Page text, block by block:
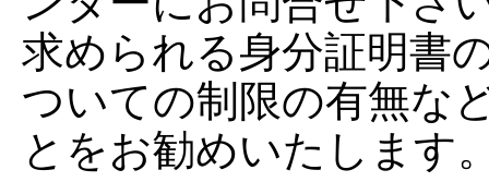
求められる身分証明書
ついての制限の有無な
とをお勧めいたします